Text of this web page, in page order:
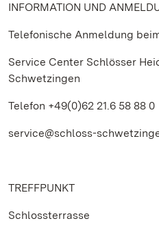
INFORMATION UND
Telefonische Anmeldung
Service Center Schlösser
Schwetzingen
Telefon +49(0)62 21.6 58 88 0
service@schloss-
TREFFPUNKT
Schlossterrasse